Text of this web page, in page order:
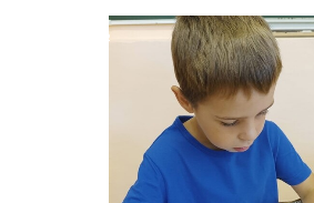
Скачать фото